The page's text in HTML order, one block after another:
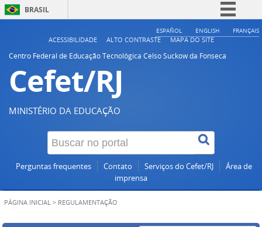
BRASIL
Simplifique!
ESPAÑOL ENGLISH FRANÇAIS
ACESSIBILIDADE ALTO CONTRASTE
MAPA DO SITE
Centro Federal de Educação Tecnológica Celso Suckow da Fonseca
Cefet/RJ
MINISTÉRIO DA EDUCAÇÃO
Perguntas frequentes Contato Serviços do Cefet/RJ
Área de
imprensa
PÁGINA INICIAL > REGULAMENTAÇÃO